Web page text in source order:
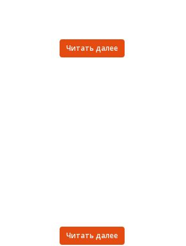
Читать далее
Читать далее